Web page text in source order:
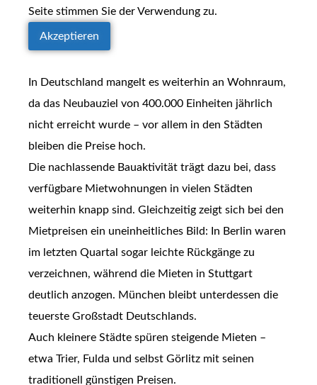
Seite stimmen Sie der Verwendung zu.
Akzeptieren
In Deutschland mangelt es weiterhin an Wohnraum,
da das Neubauziel von 400.000 Einheiten jährlich
nicht erreicht wurde – vor allem in den Städten
bleiben die Preise hoch.
Die nachlassende Bauaktivität trägt dazu bei, dass
verfügbare Mietwohnungen in vielen Städten
weiterhin knapp sind. Gleichzeitig zeigt sich bei den
Mietpreisen ein uneinheitliches Bild: In Berlin waren
im letzten Quartal sogar leichte Rückgänge zu
verzeichnen, während die Mieten in Stuttgart
deutlich anzogen. München bleibt unterdessen die
teuerste Großstadt Deutschlands.
Auch kleinere Städte spüren steigende Mieten –
etwa Trier, Fulda und selbst Görlitz mit seinen
traditionell günstigen Preisen.